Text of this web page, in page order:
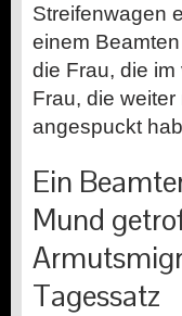
Streifenwagen
einem
die Frau, die
Frau, die
angespuckt
Ein
Mund
Tagessatz